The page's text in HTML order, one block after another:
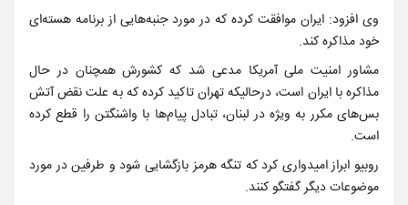
وی افزود: ایران موافقت کرده که در مورد جنبه‌هایی از برنامه هسته‌ای
خود مذاکره کند.
مشاور امنیت ملی آمریکا مدعی شد که کشورش همچنان در حال
مذاکره با ایران است، درحالیکه تهران تاکید کرده که به علت نقض آتش
بس‌های مکرر به ویژه در لبنان، تبادل پیام‌ها با واشنگتن را قطع کرده
است.
روبیو ابراز امیدواری کرد که تنگه هرمز بازگشایی شود و طرفین در مورد
موضوعات دیگر گفتگو کنند.